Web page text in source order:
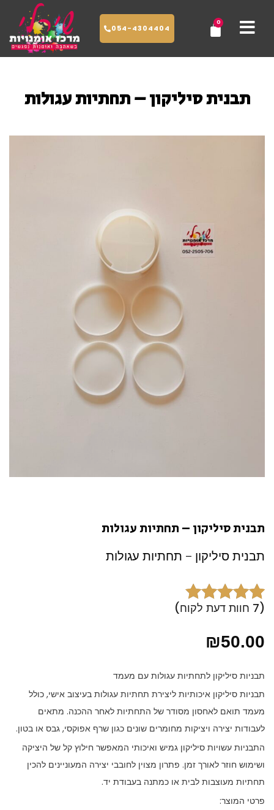
לתוכן
0
עגלת
קניות
054-4304404
תבנית סיליקון – תחתיות עגולות
תבנית סיליקון – תחתיות עגולות
מדורגים5.00
על
7
דירוגים
(
7 חוות דעת לקוח)
₪50.00
תבניות סיליקון לתחתיות עגולות עם מעמד
תבניות סיליקון איכותיות ליצירת תחתיות עגולות בעיצוב אישי, כולל
מעמד תואם לאחסון מסודר של התחתיות לאחר ההכנה. מתאים
לעבודות יצירה ויציקות מחומרים שונים כגון שרף אפוקסי, גבס או בטון.
התבניות עשויות סיליקון גמיש ואיכותי המאפשר חילוץ קל של היציקה
ושימוש חוזר לאורך זמן. פתרון מצוין לחובבי יצירה המעוניינים להכין
תחתיות מעוצבות לבית או כמתנה בעבודת יד.
פרטי המוצר:
תבנית סיליקון – תחתיות עגולות